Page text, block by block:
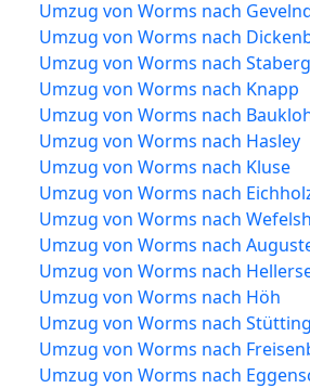
Umzug von Worms nach
Umzug von Worms nach
Umzug von Worms nach Staberg
Umzug von Worms nach Knapp
Umzug von Worms nach
Umzug von Worms nach Hasley
Umzug von Worms nach Kluse
Umzug von Worms nach
Umzug von Worms nach
Umzug von Worms nach
Umzug von Worms nach
Umzug von Worms nach Höh
Umzug von Worms nach
Umzug von Worms nach
Umzug von Worms nach